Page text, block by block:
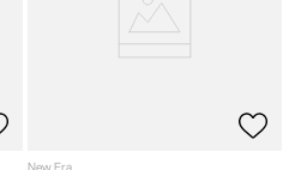
New Era